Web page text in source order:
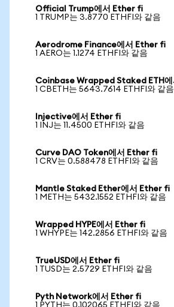
Official Trump에서 Ether fi
1 TRUMP는 3.8770 ETHFI와 같음
Aerodrome Finance에서 Ether fi
1 AERO는 1.1274 ETHFI와 같음
Coinbase Wrapped Staked ETH
1 CBETH는 5643.7614 ETHFI와 같음
Injective에서 Ether fi
1 INJ는 11.4500 ETHFI와 같음
Curve DAO Token에서 Ether fi
1 CRV는 0.588478 ETHFI와 같음
Mantle Staked Ether에서 Ether fi
1 METH는 5432.1552 ETHFI와 같음
Wrapped HYPE에서 Ether fi
1 WHYPE는 142.2856 ETHFI와 같음
TrueUSD에서 Ether fi
1 TUSD는 2.5729 ETHFI와 같음
Pyth Network에서 Ether fi
1 PYTH는 0.102065 ETHFI와 같음